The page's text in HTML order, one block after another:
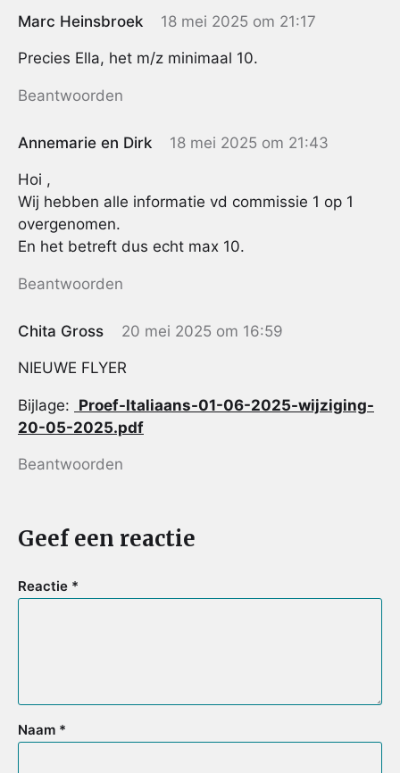
Marc Heinsbroek 18 mei 2025 om 21:17
Precies Ella, het m/z minimaal 10.
Beantwoorden
Annemarie en Dirk 18 mei 2025 om 21:43
Hoi ,
Wij hebben alle informatie vd commissie 1 op 1
overgenomen.
En het betreft dus echt max 10.
Beantwoorden
Chita Gross 20 mei 2025 om 16:59
NIEUWE FLYER
Bijlage: Proef-Italiaans-01-06-2025-wijziging-
20-05-2025.pdf
Beantwoorden
Geef een reactie
Reactie *
Naam *